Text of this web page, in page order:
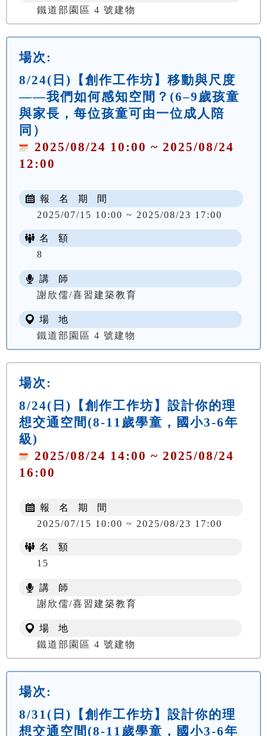
鐵道部園區 4 號建物
場次:
8/24(日)【創作工作坊】移動與尺度
——我們如何感知空間？(6–9歲孩童
與家長，每位孩童可由一位成人陪
同）
2025/08/24 10:00 ~ 2025/08/24
12:00
報 名 期 間
2025/07/15 10:00 ~ 2025/08/23 17:00
名 額
8
講 師
謝欣儒/喜習建築教育
場 地
鐵道部園區 4 號建物
場次:
8/24(日)【創作工作坊】設計你的理
想交通空間(8-11歲學童，國小3-6年
級)
2025/08/24 14:00 ~ 2025/08/24
16:00
報 名 期 間
2025/07/15 10:00 ~ 2025/08/23 17:00
名 額
15
講 師
謝欣儒/喜習建築教育
場 地
鐵道部園區 4 號建物
場次:
8/31(日)【創作工作坊】設計你的理
想交通空間(8-11歲學童，國小3-6年